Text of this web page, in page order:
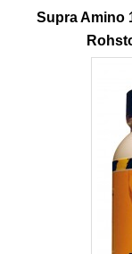
Supra Amino